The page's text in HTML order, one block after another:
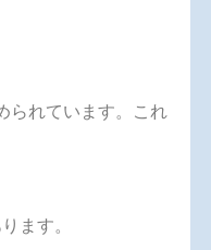
られています。これ
ます。